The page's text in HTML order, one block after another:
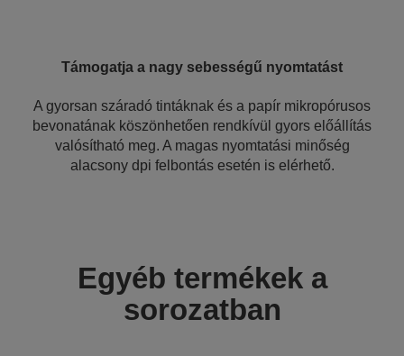
Támogatja a nagy sebességű nyomtatást
A gyorsan száradó tintáknak és a papír mikropórusos
bevonatának köszönhetően rendkívül gyors előállítás
valósítható meg. A magas nyomtatási minőség
alacsony dpi felbontás esetén is elérhető.
Egyéb termékek a
sorozatban